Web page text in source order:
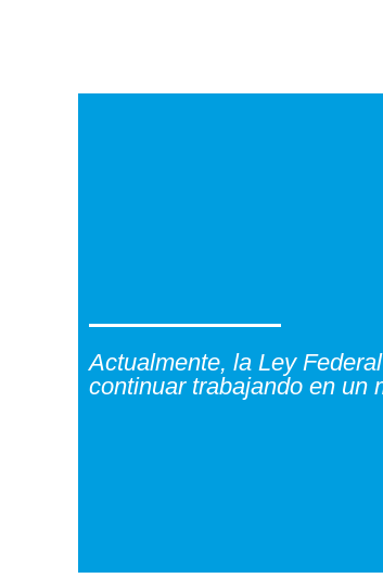
Actualmente, la Ley
continuar trabajando en un